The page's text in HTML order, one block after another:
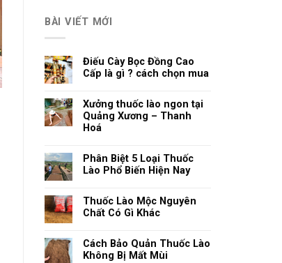
BÀI VIẾT MỚI
Điếu Cày Bọc Đồng Cao
Cấp là gì ? cách chọn mua
Xưởng thuốc lào ngon tại
Quảng Xương – Thanh
Hoá
Phân Biệt 5 Loại Thuốc
Lào Phổ Biến Hiện Nay
Thuốc Lào Mộc Nguyên
Chất Có Gì Khác
Cách Bảo Quản Thuốc Lào
Không Bị Mất Mùi